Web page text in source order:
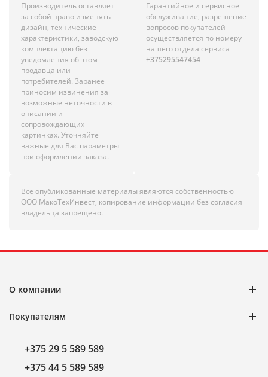
Производитель оставляет
за собой право изменять
дизайн, технические
характеристики, заводскую
комплектацию без
уведомления об этом
продавца или
потребителей. Заранее
приносим извинения за
возможные неточности в
описании и
сопровождающих
картинках. Уточняйте
важные для Вас параметры
при оформлении заказа.
Гарантийное и сервисное
обслуживание, разрешение
вопросов покупателей
осуществляется по номеру
нашего отдела сервиса
+375295547454
Все опубликованные материалы являются собственностью
ООО МакоТехИнвест, копирование информации без согласия
владельца запрещено.
О компании
Покупателям
+375 29 5 589 589
+375 44 5 589 589